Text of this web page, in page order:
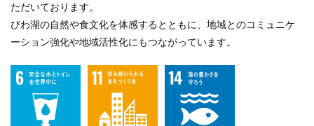
ただいております。
びわ湖の自然や食文化を体感するとともに、地域とのコミュニケ
ーション強化や地域活性化にもつながっています。